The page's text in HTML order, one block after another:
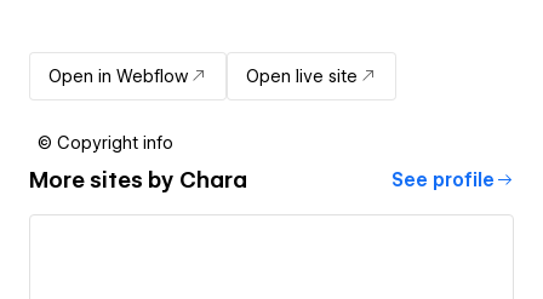
Open in Webflow Open live site
© Copyright info
More sites by Chara See profile